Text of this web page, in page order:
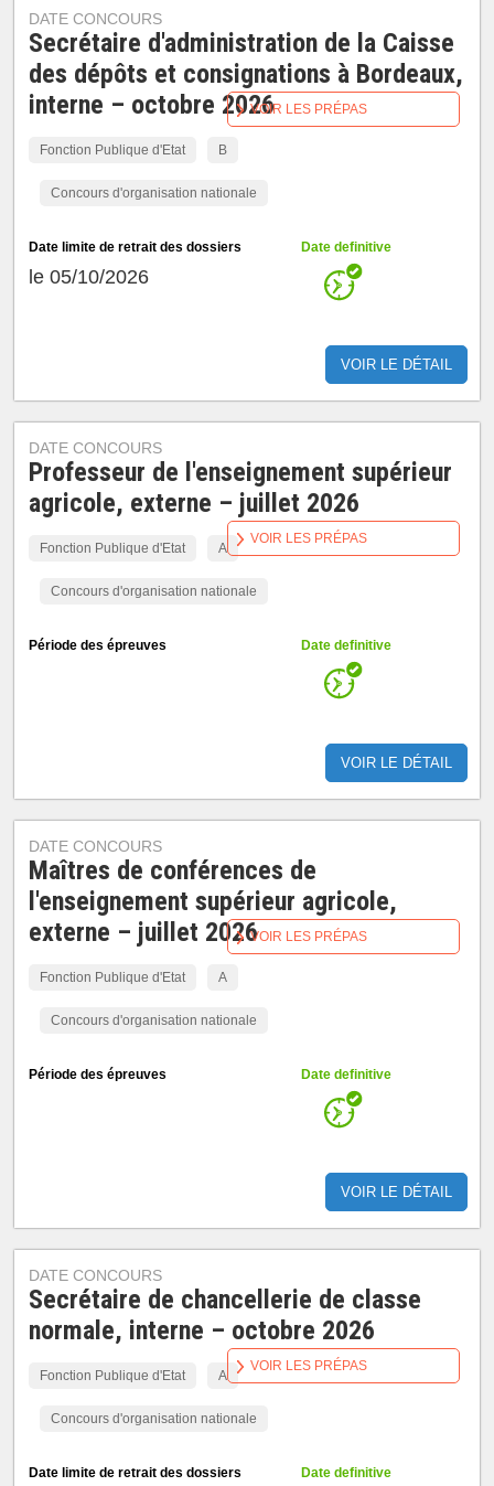
DATE CONCOURS
Secrétaire d'administration de la Caisse
des dépôts et consignations à Bordeaux,
interne – octobre 2026
Fonction Publique d'Etat B
Concours d'organisation nationale
Date limite de retrait des dossiers
le 05/10/2026
Date definitive
VOIR LE DÉTAIL
VOIR LES PRÉPAS
DATE CONCOURS
Professeur de l'enseignement supérieur
agricole, externe – juillet 2026
Fonction Publique d'Etat A
Concours d'organisation nationale
Période des épreuves Date definitive
VOIR LE DÉTAIL
VOIR LES PRÉPAS
DATE CONCOURS
Maîtres de conférences de
l'enseignement supérieur agricole,
externe – juillet 2026
Fonction Publique d'Etat A
Concours d'organisation nationale
Période des épreuves Date definitive
VOIR LE DÉTAIL
VOIR LES PRÉPAS
DATE CONCOURS
Secrétaire de chancellerie de classe
normale, interne – octobre 2026
Fonction Publique d'Etat A
Concours d'organisation nationale
Date limite de retrait des dossiers Date definitive
VOIR LES PRÉPAS